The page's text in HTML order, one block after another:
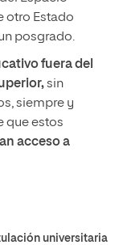
otro Estado
posgrado.
fuera del
sin
siempre y
que estos
acceso a
universitaria